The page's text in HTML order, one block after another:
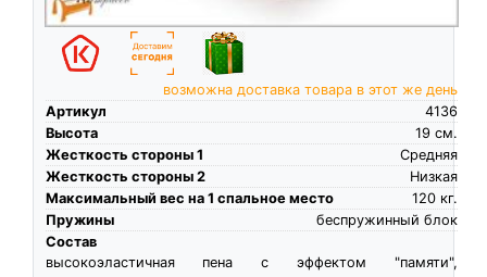
возможна доставка товара в этот же день
Артикул
4136
Высота
см.
19
Жесткость стороны 1
Средняя
Жесткость стороны 2
Низкая
Максимальный вес на 1 спальное место
кг.
120
Пружины
беспружинный блок
Состав
высокоэластичная пена c эффектом "памяти",